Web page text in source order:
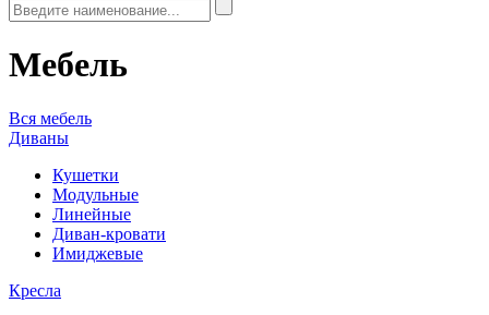
Мебель
Вся мебель
Диваны
Кушетки
Модульные
Линейные
Диван-кровати
Имиджевые
Кресла